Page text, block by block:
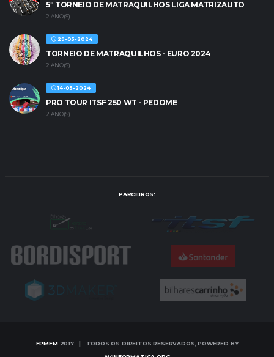
5º TORNEIO DE MATRAQUILHOS LIGA MATRIZAUTO
2 ANO(S)
29-05-2024
TORNEIO DE MATRAQUILHOS - EURO 2024
2 ANO(S)
14-05-2024
PRO TOUR ITSF 250 WT - PEDOME
2 ANO(S)
PARCEIROS:
FPMFM2017 | TODOS OS DIREITOS RESERVADOS, POWERED BY